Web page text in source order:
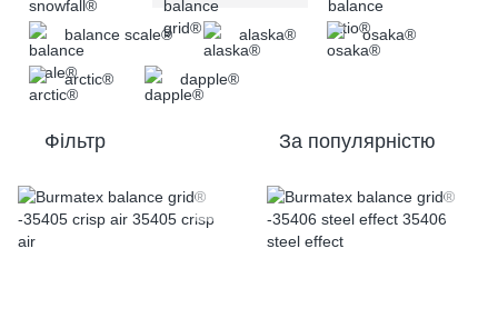
balance scale® alaska® osaka®
arctic® dapple®
Фільтр За популярністю